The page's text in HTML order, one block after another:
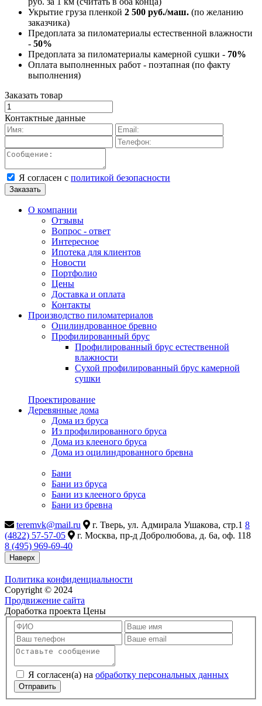
Укрытие груза пленкой 2 500 руб./маш. (по желанию
заказчика)
Предоплата за пиломатериалы естественной влажности
- 50%
Предоплата за пиломатериалы камерной сушки - 70%
Оплата выполненных работ - поэтапная (по факту
выполнения)
Заказать товар
Контактные данные
Я согласен с политикой безопасности
Заказать
О компании
Отзывы
Вопрос - ответ
Интересное
Ипотека для клиентов
Новости
Портфолио
Цены
Доставка и оплата
Контакты
Производство пиломатериалов
Оцилиндрованное бревно
Профилированный брус
Профилированный брус естественной
влажности
Сухой профилированный брус камерной
сушки
Проектирование
Деревянные дома
Дома из бруса
Из профилированного бруса
Дома из клееного бруса
Дома из оцилиндрованного бревна
Бани
Бани из бруса
Бани из клееного бруса
Бани из бревна
teremvk@mail.ru
г. Тверь, ул. Адмирала Ушакова, стр.1 8
(4822) 57-57-05
г. Москва, пр-д Добролюбова, д. 6а, оф. 118
8 (495) 969-69-40
Наверх
Политика конфиденциальности
Copyright © 2024
Продвижение сайта
Доработка проекта Цены
Я согласен(а) на обработку персональных данных
Отправить